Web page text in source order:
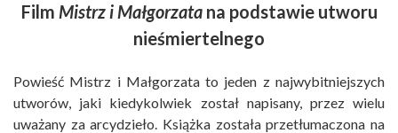
Film Mistrz i Małgorzatana podstawie utworu
nieśmiertelnego
Powieść Mistrz i Małgorzata to jeden z najwybitniejszych
utworów, jaki kiedykolwiek został napisany, przez wielu
uważany za arcydzieło. Książka została przetłumaczona na